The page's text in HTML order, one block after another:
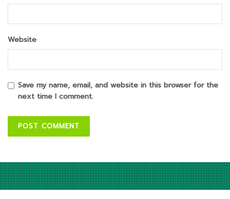
Website
Save my name, email, and website in this browser for the
next time I comment.